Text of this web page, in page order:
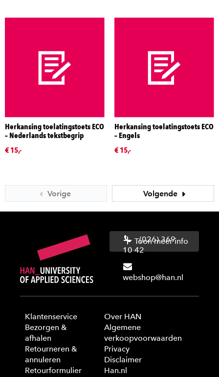
Herkansing toelatingstoets ECO
– Nederlands tekstbegrip
€ 15,-
Herkansing toelatingstoets ECO
– Engels
€ 15,-
Vorige Volgende
(026) 369
10 42
webshop@han.nl
Toon meer info
Klantenservice
Bezorgen &
afhalen
Retourneren &
annuleren
Retourformulier
Over HAN
Algemene
verkoopvoorwaarden
Privacy
Disclaimer
Han.nl